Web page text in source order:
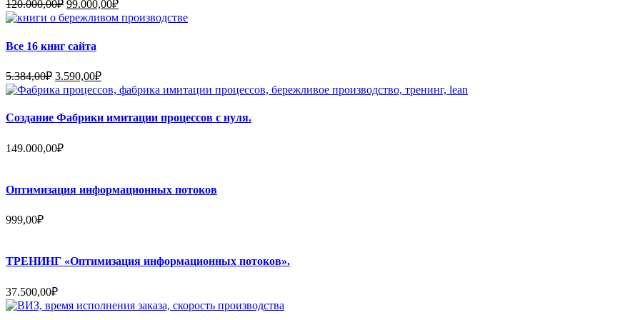
120.000,00₽
цена
составляла
120.000,00₽.
99.000,00₽
цена:
Все 16 книг сайта
5.384,00₽ Первоначальная
цена
составляла
5.384,00₽.
3.590,00₽Текущая
цена:
Создание Фабрики имитации процессов с нуля.
149.000,00₽
Оптимизация информационных потоков
999,00₽
ТРЕНИНГ «Оптимизация информационных потоков».
37.500,00₽